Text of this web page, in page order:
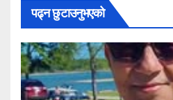
पढ्न छुटाउनुभएको